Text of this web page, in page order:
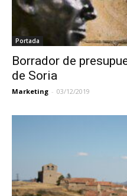
Portada
Borrador de
de Soria
Marketing - 03/12/2019